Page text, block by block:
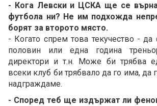
- Кога Левски и ЦСКА ще се
футбола ни? Не им подхожда
борят за второто място.
- Когато спрем това текучество -
половин или една година
директори и т.н. Може би трябва
всеки клуб би трябвало да го има, да
надграждаме.
- Според теб ще издържат ли